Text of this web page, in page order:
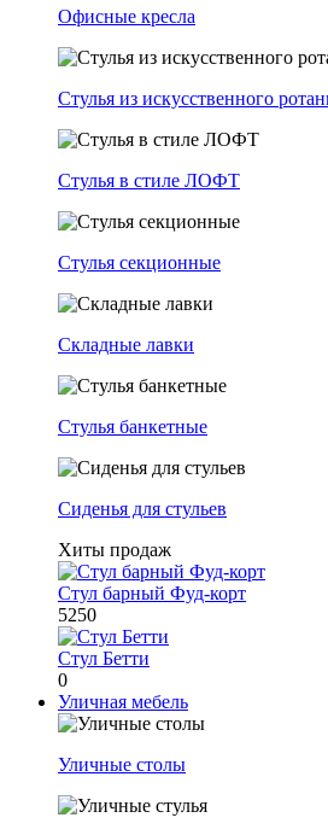
Офисные кресла
Стулья из искусственного
Стулья в стиле ЛОФТ
Стулья секционные
Складные лавки
Стулья банкетные
Сиденья для стульев
Хиты продаж
Стул барный Фуд-корт
5250
Стул Бетти
0
Уличная мебель
Уличные столы